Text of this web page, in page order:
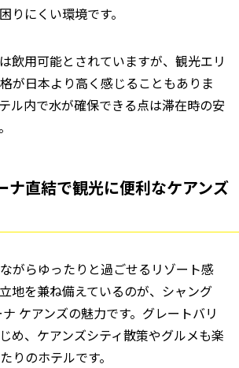
りにくい環境です。
飲用可能とされていますが、観光エリ
が日本より高く感じることもありま
ル内で水が確保できる点は滞在時の安
ナ直結で観光に便利なケアンズ
がらゆったりと過ごせるリゾート感
地を兼ね備えているのが、シャング
ケアンズの魅力です。グレートバリ
め、ケアンズシティ散策やグルメも楽
りのホテルです。